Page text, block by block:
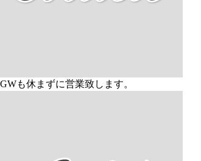
GWも休まずに営業致します。